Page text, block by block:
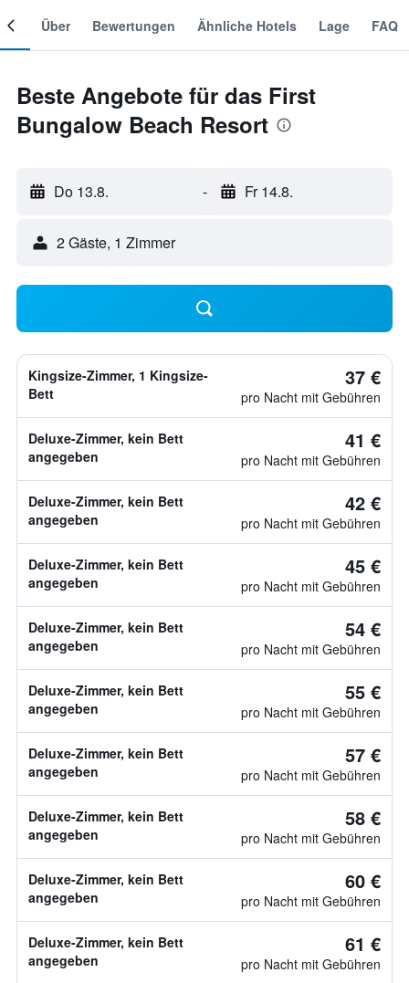
Über Bewertungen Ähnliche Hotels Lage FAQ
Beste Angebote für das First
Bungalow Beach Resort
Do 13.8. - Fr 14.8.
2 Gäste, 1 Zimmer
Kingsize-Zimmer, 1 Kingsize-
Bett
37 €
pro Nacht mit Gebühren
Deluxe-Zimmer, kein Bett
angegeben
41 €
pro Nacht mit Gebühren
Deluxe-Zimmer, kein Bett
angegeben
42 €
pro Nacht mit Gebühren
Deluxe-Zimmer, kein Bett
angegeben
45 €
pro Nacht mit Gebühren
Deluxe-Zimmer, kein Bett
angegeben
54 €
pro Nacht mit Gebühren
Deluxe-Zimmer, kein Bett
angegeben
55 €
pro Nacht mit Gebühren
Deluxe-Zimmer, kein Bett
angegeben
57 €
pro Nacht mit Gebühren
Deluxe-Zimmer, kein Bett
angegeben
58 €
pro Nacht mit Gebühren
Deluxe-Zimmer, kein Bett
angegeben
60 €
pro Nacht mit Gebühren
Deluxe-Zimmer, kein Bett
angegeben
61 €
pro Nacht mit Gebühren